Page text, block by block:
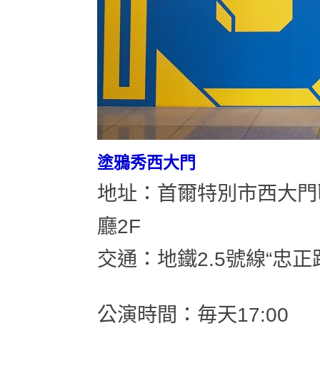
塗鴉秀西大門
地址：首爾特別市西大
廳2F
交通：地鐵2.5號線“忠
公演時間：毎天17:00